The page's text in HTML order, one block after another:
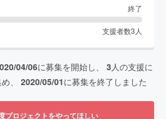
終了
支援者数3 人
04/06に募集を開始し、 3 人の支援に
、 2020/05/01に募集を終了しました
プロジェクトをやってほしい